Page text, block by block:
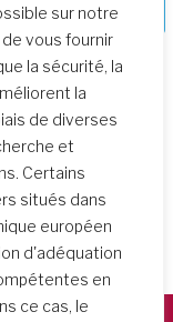
sur notre
vous fournir
la sécurité, la
la
de diverses
et
Certains
situés dans
européen
d'adéquation
en
ce cas, le